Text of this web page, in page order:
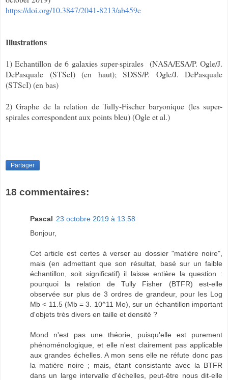
https://doi.org/10.3847/2041-8213/ab459e
Illustrations
1) Echantillon de 6 galaxies super-spirales (NASA/ESA/P. Ogle/J.
DePasquale (STScI) (en haut); SDSS/P. Ogle/J. DePasquale
(STScI) (en bas)
2) Graphe de la relation de Tully-Fischer baryonique (les super-
spirales correspondent aux points bleu) (Ogle et al.)
Partager
18 commentaires:
Pascal 23 octobre 2019 à 13:58
Bonjour,
Cet article est certes à verser au dossier "matière noire",
mais (en admettant que son résultat, basé sur un faible
échantillon, soit significatif) il laisse entière la question :
pourquoi la relation de Tully Fisher (BTFR) est-elle
observée sur plus de 3 ordres de grandeur, pour les Log
Mb < 11.5 (Mb = 3. 10^11 Mo), sur un échantillon important
d'objets très divers en taille et densité ?
Mond n'est pas une théorie, puisqu'elle est purement
phénoménologique, et elle n'est clairement pas applicable
aux grandes échelles. A mon sens elle ne réfute donc pas
la matière noire ; mais, étant consistante avec la BTFR
dans un large intervalle d'échelles, peut-être nous dit-elle